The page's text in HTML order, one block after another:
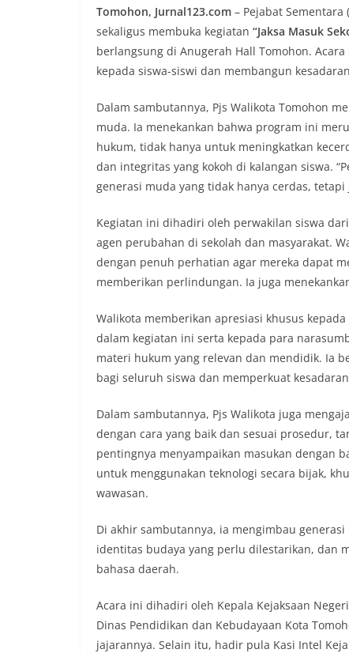
Tomohon, Jurnal123.com – Pejabat Sementara
sekaligus membuka kegiatan “Jaksa Masuk
berlangsung di Anugerah Hall Tomohon.
kepada siswa-siswi dan membangun
Dalam sambutannya, Pjs Walikota Tomohon
muda. Ia menekankan bahwa program ini
hukum, tidak hanya untuk meningkatkan
dan integritas yang kokoh di kalangan siswa.
generasi muda yang tidak hanya cerdas,
Kegiatan ini dihadiri oleh perwakilan siswa
agen perubahan di sekolah dan masyarakat.
dengan penuh perhatian agar mereka dapat
memberikan perlindungan. Ia juga
Walikota memberikan apresiasi khusus
dalam kegiatan ini serta kepada para
materi hukum yang relevan dan mendidik. Ia
bagi seluruh siswa dan memperkuat
Dalam sambutannya, Pjs Walikota juga
dengan cara yang baik dan sesuai prosedur,
pentingnya menyampaikan masukan dengan
untuk menggunakan teknologi secara bijak,
wawasan.
Di akhir sambutannya, ia mengimbau
identitas budaya yang perlu dilestarikan, dan
bahasa daerah.
Acara ini dihadiri oleh Kepala Kejaksaan
Dinas Pendidikan dan Kebudayaan Kota
jajarannya. Selain itu, hadir pula Kasi Intel